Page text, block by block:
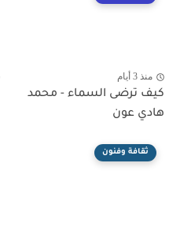
منذ 3 أيام
كيف ترضى السماء - محمد
هادي عون
ثقافة وفنون